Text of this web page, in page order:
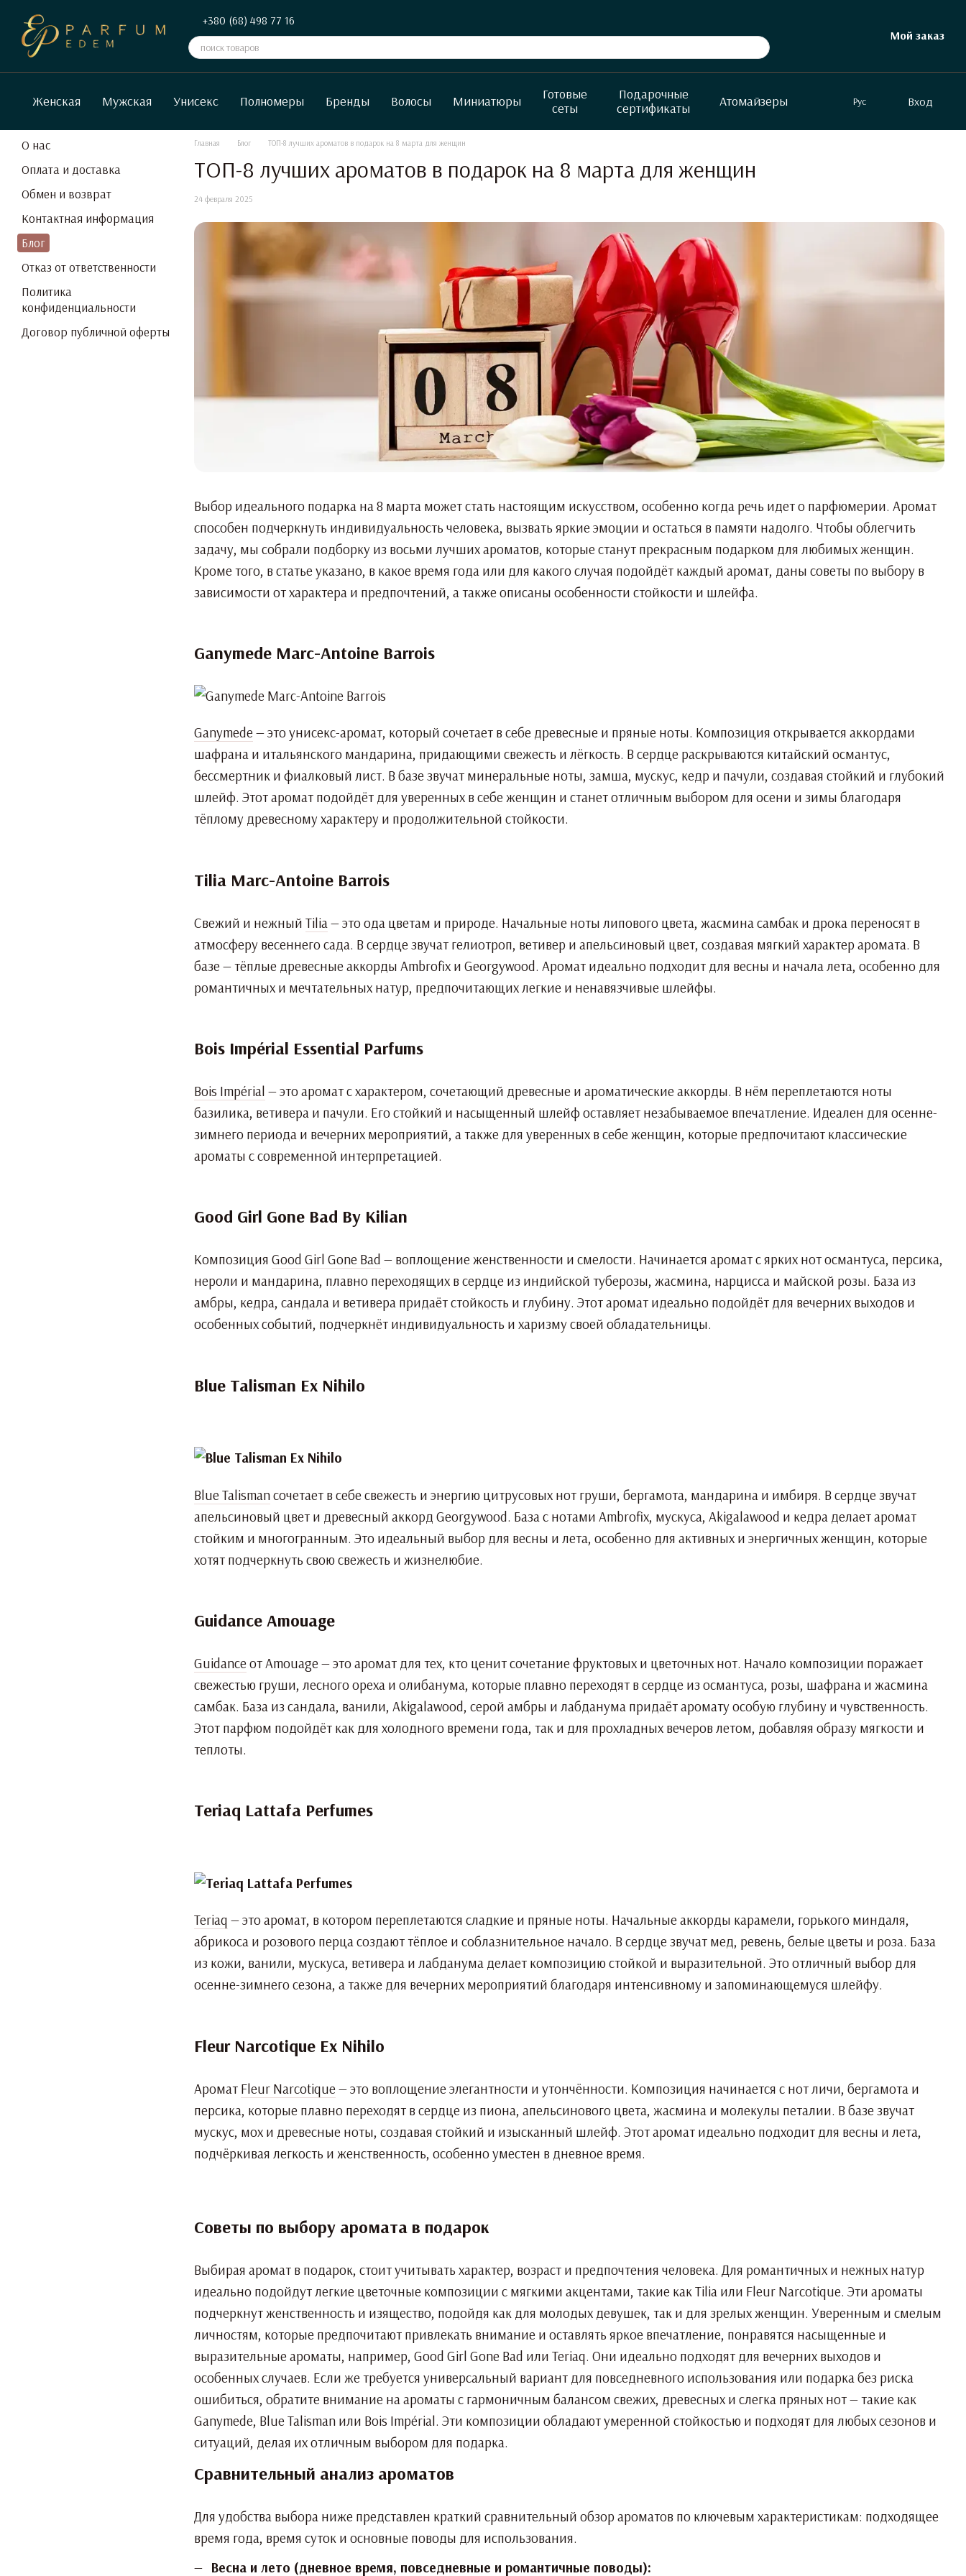
+380 (68) 498 77 16
Мой заказ
Женская Мужская Унисекс Полномеры Бренды Волосы Миниатюры
Готовые
сеты
Подарочные
сертификаты
Атомайзеры Рус Вход
Главная Блог ТОП-8 лучших ароматов в подарок на 8 марта для женщин
ТОП-8 лучших ароматов в подарок на 8 марта для женщин
24 февраля 2025
Выбор идеального подарка на 8 марта может стать настоящим искусством, особенно когда речь идет о парфюмерии. Аромат
способен подчеркнуть индивидуальность человека, вызвать яркие эмоции и остаться в памяти надолго. Чтобы облегчить
задачу, мы собрали подборку из восьми лучших ароматов, которые станут прекрасным подарком для любимых женщин.
Кроме того, в статье указано, в какое время года или для какого случая подойдёт каждый аромат, даны советы по выбору в
зависимости от характера и предпочтений, а также описаны особенности стойкости и шлейфа.
Ganymede Marc-Antoine Barrois
Ganymede— это унисекс-аромат, который сочетает в себе древесные и пряные ноты. Композиция открывается аккордами
шафрана и итальянского мандарина, придающими свежесть и лёгкость. В сердце раскрываются китайский османтус,
бессмертник и фиалковый лист. В базе звучат минеральные ноты, замша, мускус, кедр и пачули, создавая стойкий и глубокий
шлейф. Этот аромат подойдёт для уверенных в себе женщин и станет отличным выбором для осени и зимы благодаря
тёплому древесному характеру и продолжительной стойкости.
Tilia Marc-Antoine Barrois
Свежий и нежный Tilia — это ода цветам и природе. Начальные ноты липового цвета, жасмина самбак и дрока переносят в
атмосферу весеннего сада. В сердце звучат гелиотроп, ветивер и апельсиновый цвет, создавая мягкий характер аромата. В
базе — тёплые древесные аккорды Ambrofix и Georgywood. Аромат идеально подходит для весны и начала лета, особенно для
романтичных и мечтательных натур, предпочитающих легкие и ненавязчивые шлейфы.
Bois Impérial Essential Parfums
Bois Impérial — это аромат с характером, сочетающий древесные и ароматические аккорды. В нём переплетаются ноты
базилика, ветивера и пачули. Его стойкий и насыщенный шлейф оставляет незабываемое впечатление. Идеален для осенне-
зимнего периода и вечерних мероприятий, а также для уверенных в себе женщин, которые предпочитают классические
ароматы с современной интерпретацией.
Good Girl Gone Bad By Kilian
Композиция Good Girl Gone Bad — воплощение женственности и смелости. Начинается аромат с ярких нот османтуса, персика,
нероли и мандарина, плавно переходящих в сердце из индийской туберозы, жасмина, нарцисса и майской розы. База из
амбры, кедра, сандала и ветивера придаёт стойкость и глубину. Этот аромат идеально подойдёт для вечерних выходов и
особенных событий, подчеркнёт индивидуальность и харизму своей обладательницы.
Blue Talisman Ex Nihilo
Blue Talismanсочетает в себе свежесть и энергию цитрусовых нот груши, бергамота, мандарина и имбиря. В сердце звучат
апельсиновый цвет и древесный аккорд Georgywood. База с нотами Ambrofix, мускуса, Akigalawood и кедра делает аромат
стойким и многогранным. Это идеальный выбор для весны и лета, особенно для активных и энергичных женщин, которые
хотят подчеркнуть свою свежесть и жизнелюбие.
Guidance Amouage
Guidanceот Amouage — это аромат для тех, кто ценит сочетание фруктовых и цветочных нот. Начало композиции поражает
свежестью груши, лесного ореха и олибанума, которые плавно переходят в сердце из османтуса, розы, шафрана и жасмина
самбак. База из сандала, ванили, Akigalawood, серой амбры и лабданума придаёт аромату особую глубину и чувственность.
Этот парфюм подойдёт как для холодного времени года, так и для прохладных вечеров летом, добавляя образу мягкости и
теплоты.
Teriaq Lattafa Perfumes
Teriaq — это аромат, в котором переплетаются сладкие и пряные ноты. Начальные аккорды карамели, горького миндаля,
абрикоса и розового перца создают тёплое и соблазнительное начало. В сердце звучат мед, ревень, белые цветы и роза. База
из кожи, ванили, мускуса, ветивера и лабданума делает композицию стойкой и выразительной. Это отличный выбор для
осенне-зимнего сезона, а также для вечерних мероприятий благодаря интенсивному и запоминающемуся шлейфу.
Fleur Narcotique Ex Nihilo
Аромат Fleur Narcotique— это воплощение элегантности и утончённости. Композиция начинается с нот личи, бергамота и
персика, которые плавно переходят в сердце из пиона, апельсинового цвета, жасмина и молекулы петалии. В базе звучат
мускус, мох и древесные ноты, создавая стойкий и изысканный шлейф. Этот аромат идеально подходит для весны и лета,
подчёркивая легкость и женственность, особенно уместен в дневное время.
Советы по выбору аромата в подарок
Выбирая аромат в подарок, стоит учитывать характер, возраст и предпочтения человека. Для романтичных и нежных натур
идеально подойдут легкие цветочные композиции с мягкими акцентами, такие как Tilia или Fleur Narcotique. Эти ароматы
подчеркнут женственность и изящество, подойдя как для молодых девушек, так и для зрелых женщин. Уверенным и смелым
личностям, которые предпочитают привлекать внимание и оставлять яркое впечатление, понравятся насыщенные и
выразительные ароматы, например, Good Girl Gone Bad или Teriaq. Они идеально подходят для вечерних выходов и
особенных случаев. Если же требуется универсальный вариант для повседневного использования или подарка без риска
ошибиться, обратите внимание на ароматы с гармоничным балансом свежих, древесных и слегка пряных нот — такие как
Ganymede, Blue Talisman или Bois Impérial. Эти композиции обладают умеренной стойкостью и подходят для любых сезонов и
ситуаций, делая их отличным выбором для подарка.
Сравнительный анализ ароматов
Для удобства выбора ниже представлен краткий сравнительный обзор ароматов по ключевым характеристикам: подходящее
время года, время суток и основные поводы для использования.
Весна и лето (дневное время, повседневные и романтичные поводы):
О нас
Оплата и доставка
Обмен и возврат
Контактная информация
Блог
Отказ от ответственности
Политика
конфиденциальности
Договор публичной оферты